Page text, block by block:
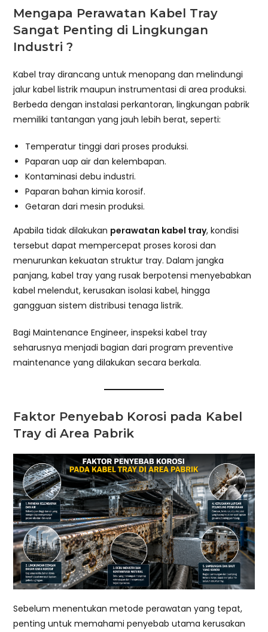
Mengapa Perawatan Kabel Tray
Sangat Penting di Lingkungan
Industri ?
Kabel tray dirancang untuk menopang dan melindungi
jalur kabel listrik maupun instrumentasi di area produksi.
Berbeda dengan instalasi perkantoran, lingkungan pabrik
memiliki tantangan yang jauh lebih berat, seperti:
Temperatur tinggi dari proses produksi.
Paparan uap air dan kelembapan.
Kontaminasi debu industri.
Paparan bahan kimia korosif.
Getaran dari mesin produksi.
Apabila tidak dilakukan perawatan kabel tray, kondisi
tersebut dapat mempercepat proses korosi dan
menurunkan kekuatan struktur tray. Dalam jangka
panjang, kabel tray yang rusak berpotensi menyebabkan
kabel melendut, kerusakan isolasi kabel, hingga
gangguan sistem distribusi tenaga listrik.
Bagi Maintenance Engineer, inspeksi kabel tray
seharusnya menjadi bagian dari program preventive
maintenance yang dilakukan secara berkala.
Faktor Penyebab Korosi pada Kabel
Tray di Area Pabrik
Sebelum menentukan metode perawatan yang tepat,
penting untuk memahami penyebab utama kerusakan